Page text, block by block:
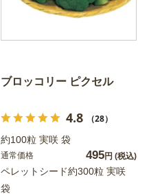
ブロッコリー ピクセル
4.8 （28）
約100粒 実咲 袋
通常価格 495円 (税込)
ペレットシード約300粒 実咲
袋